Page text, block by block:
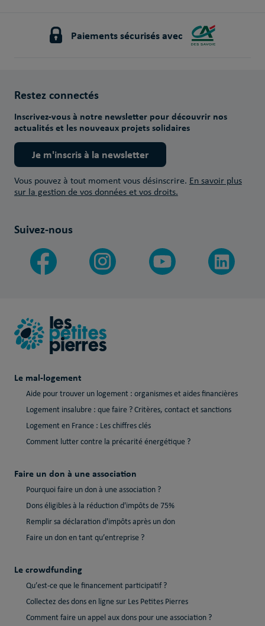
Paiements sécurisés avec
Restez connectés
Inscrivez-vous à notre newsletter pour découvrir nos
actualités et les nouveaux projets solidaires
Je m'inscris à la newsletter
Vous pouvez à tout moment vous désinscrire. En savoir plus
sur la gestion de vos données et vos droits.
Suivez-nous
Le mal-logement
Aide pour trouver un logement : organismes et aides financières
Logement insalubre : que faire ? Critères, contact et sanctions
Logement en France : Les chiffres clés
Comment lutter contre la précarité énergétique ?
Faire un don à une association
Pourquoi faire un don à une association ?
Dons éligibles à la réduction d'impôts de 75%
Remplir sa déclaration d'impôts après un don
Faire un don en tant qu’entreprise ?
Le crowdfunding
Qu’est-ce que le financement participatif ?
Collectez des dons en ligne sur Les Petites Pierres
Comment faire un appel aux dons pour une association ?